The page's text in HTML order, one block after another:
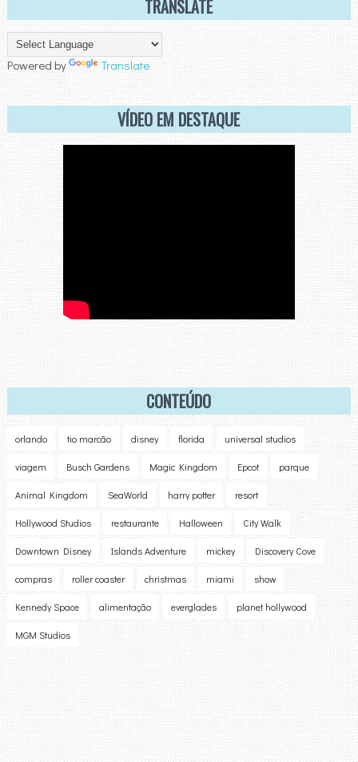
TRANSLATE
Powered by Translate
VÍDEO EM DESTAQUE
CONTEÚDO
orlando tio marcão disney florida universal studios
viagem Busch Gardens Magic Kingdom Epcot parque
Animal Kingdom SeaWorld harry potter resort
Hollywood Studios restaurante Halloween City Walk
Downtown Disney Islands Adventure mickey Discovery Cove
compras roller coaster christmas miami show
Kennedy Space alimentação everglades planet hollywood
MGM Studios